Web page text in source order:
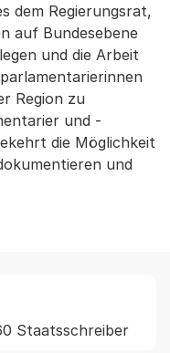
dem Regierungsrat,
auf Bundesebene
und die Arbeit
Region zu
und -
die Möglichkeit
und